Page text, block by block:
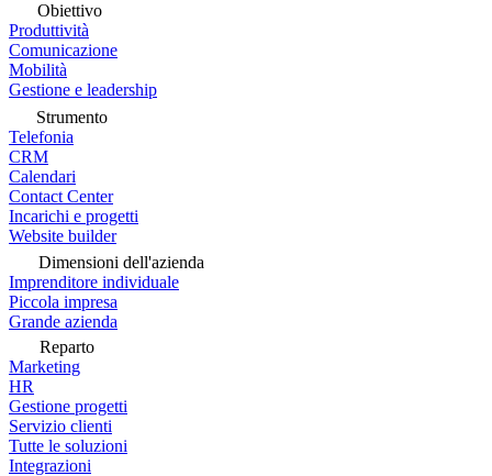
Obiettivo
Produttività
Comunicazione
Mobilità
Gestione e leadership
Strumento
Telefonia
CRM
Calendari
Contact Center
Incarichi e progetti
Website builder
Dimensioni dell'azienda
Imprenditore individuale
Piccola impresa
Grande azienda
Reparto
Marketing
HR
Gestione progetti
Servizio clienti
Tutte le soluzioni
Integrazioni